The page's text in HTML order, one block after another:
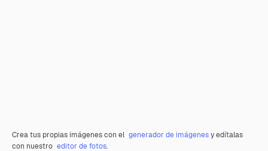
Crea tus propias imágenes con el generador de imágenesy edítalas
con nuestro editor de fotos.